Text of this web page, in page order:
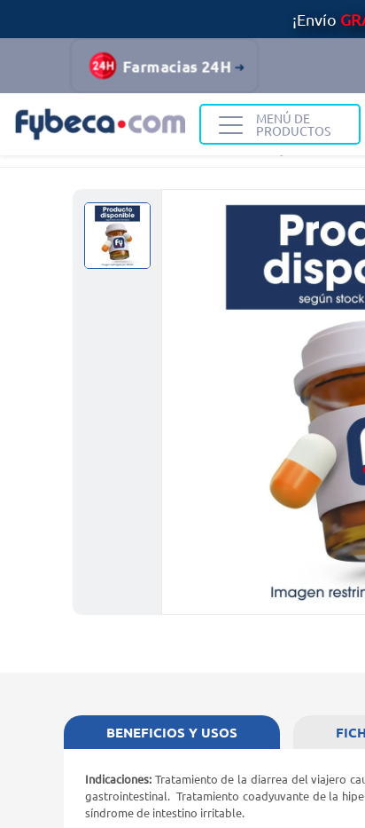
¡Envío
Farmacias 24H
MENÚ DE
PRODUCTOS
Medicinas Infecciones y Vacunas
BENEFICIOS Y USOS
Indicaciones: Tratamiento de la diarrea del viajero
gastrointestinal. Tratamiento coadyuvante de la
síndrome de intestino irritable.